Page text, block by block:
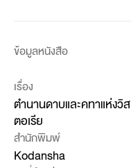
ข้อมูลหนังสือ
เรื่อง
ตำนานดาบและคทาแห่งวิส
ตอเรีย
สำนักพิมพ์
Kodansha